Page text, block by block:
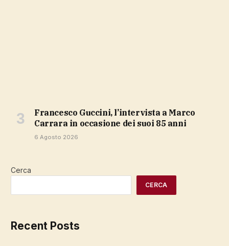
Francesco Guccini, l’intervista a Marco
Carrara in occasione dei suoi 85 anni
6 Agosto 2026
Cerca
CERCA
Recent Posts